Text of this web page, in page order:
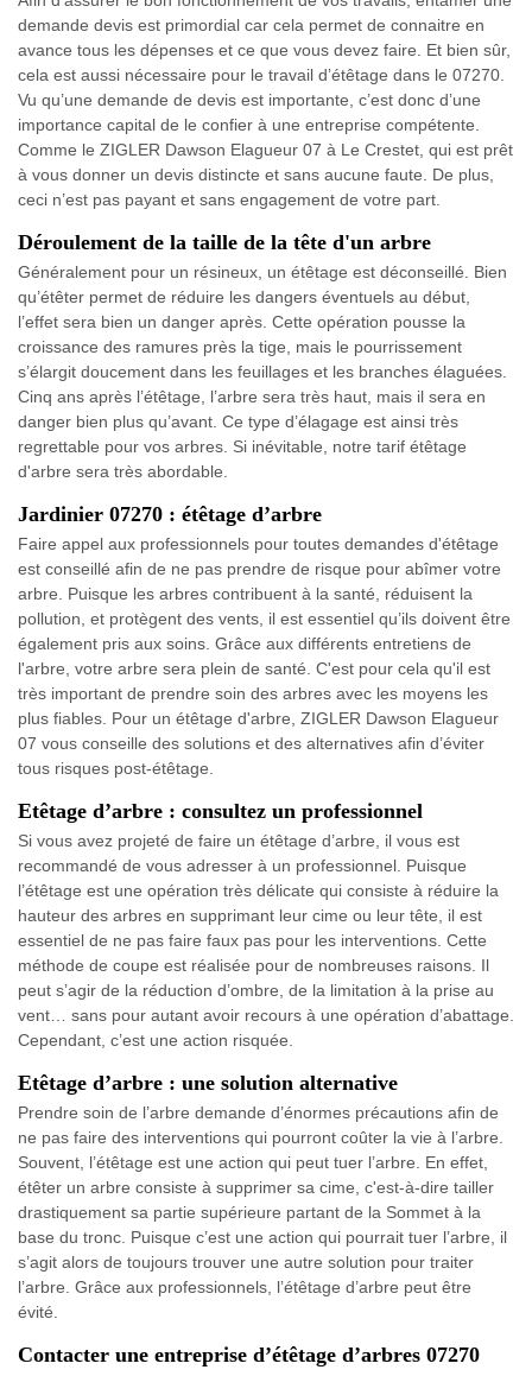
demande devis est primordial car cela permet de connaitre en
avance tous les dépenses et ce que vous devez faire. Et bien sûr,
cela est aussi nécessaire pour le travail d’étêtage dans le 07270.
Vu qu’une demande de devis est importante, c’est donc d’une
importance capital de le confier à une entreprise compétente.
Comme le ZIGLER Dawson Elagueur 07 à Le Crestet, qui est prêt
à vous donner un devis distincte et sans aucune faute. De plus,
ceci n’est pas payant et sans engagement de votre part.
Déroulement de la taille de la tête d'un arbre
Généralement pour un résineux, un étêtage est déconseillé. Bien
qu’étêter permet de réduire les dangers éventuels au début,
l’effet sera bien un danger après. Cette opération pousse la
croissance des ramures près la tige, mais le pourrissement
s’élargit doucement dans les feuillages et les branches élaguées.
Cinq ans après l’étêtage, l’arbre sera très haut, mais il sera en
danger bien plus qu’avant. Ce type d’élagage est ainsi très
regrettable pour vos arbres. Si inévitable, notre tarif étêtage
d'arbre sera très abordable.
Jardinier 07270 : étêtage d’arbre
Faire appel aux professionnels pour toutes demandes d'étêtage
est conseillé afin de ne pas prendre de risque pour abîmer votre
arbre. Puisque les arbres contribuent à la santé, réduisent la
pollution, et protègent des vents, il est essentiel qu’ils doivent être
également pris aux soins. Grâce aux différents entretiens de
l'arbre, votre arbre sera plein de santé. C'est pour cela qu'il est
très important de prendre soin des arbres avec les moyens les
plus fiables. Pour un étêtage d'arbre, ZIGLER Dawson Elagueur
07 vous conseille des solutions et des alternatives afin d’éviter
tous risques post-étêtage.
Etêtage d’arbre : consultez un professionnel
Si vous avez projeté de faire un étêtage d’arbre, il vous est
recommandé de vous adresser à un professionnel. Puisque
l’étêtage est une opération très délicate qui consiste à réduire la
hauteur des arbres en supprimant leur cime ou leur tête, il est
essentiel de ne pas faire faux pas pour les interventions. Cette
méthode de coupe est réalisée pour de nombreuses raisons. Il
peut s’agir de la réduction d’ombre, de la limitation à la prise au
vent… sans pour autant avoir recours à une opération d’abattage.
Cependant, c’est une action risquée.
Etêtage d’arbre : une solution alternative
Prendre soin de l’arbre demande d’énormes précautions afin de
ne pas faire des interventions qui pourront coûter la vie à l’arbre.
Souvent, l’étêtage est une action qui peut tuer l’arbre. En effet,
étêter un arbre consiste à supprimer sa cime, c'est-à-dire tailler
drastiquement sa partie supérieure partant de la Sommet à la
base du tronc. Puisque c’est une action qui pourrait tuer l’arbre, il
s’agit alors de toujours trouver une autre solution pour traiter
l’arbre. Grâce aux professionnels, l’étêtage d’arbre peut être
évité.
Contacter une entreprise d’étêtage d’arbres 07270